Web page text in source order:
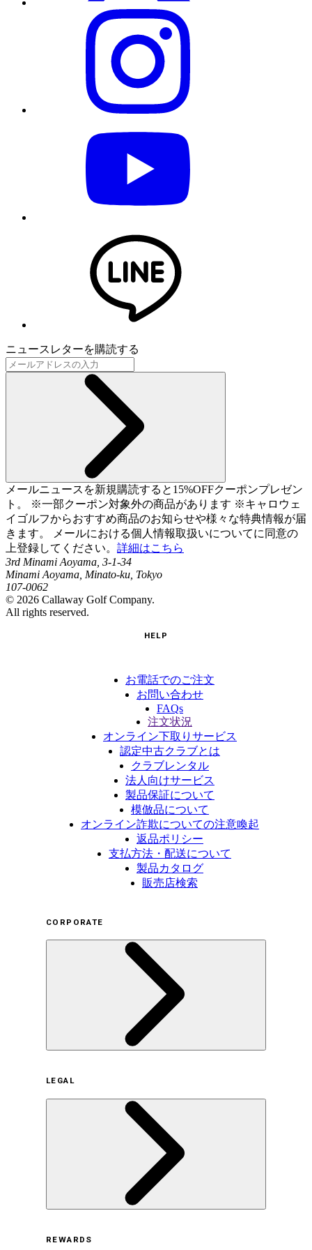
ニュースレターを購読する
メールニュースを新規購読すると15%OFFクーポンプレゼン
ト。 ※一部クーポン対象外の商品があります ※キャロウェ
イゴルフからおすすめ商品のお知らせや様々な特典情報が届
きます。 メールにおける個人情報取扱いについてに同意の
上登録してください。 詳細はこちら
3rd Minami Aoyama, 3-1-34
Minami Aoyama, Minato-ku, Tokyo
107-0062
© 2026 Callaway Golf Company.
All rights reserved.
HELP
お電話でのご注文
お問い合わせ
FAQs
注文状況
オンライン下取りサービス
認定中古クラブとは
クラブレンタル
法人向けサービス
製品保証について
模倣品について
オンライン詐欺についての注意喚起
返品ポリシー
支払方法・配送について
製品カタログ
販売店検索
CORPORATE
サステナビリティの取り組み（日本）
サステナビリティの取り組み（米国/英語）
ヒストリー
採用情報
LEGAL
REWARDS